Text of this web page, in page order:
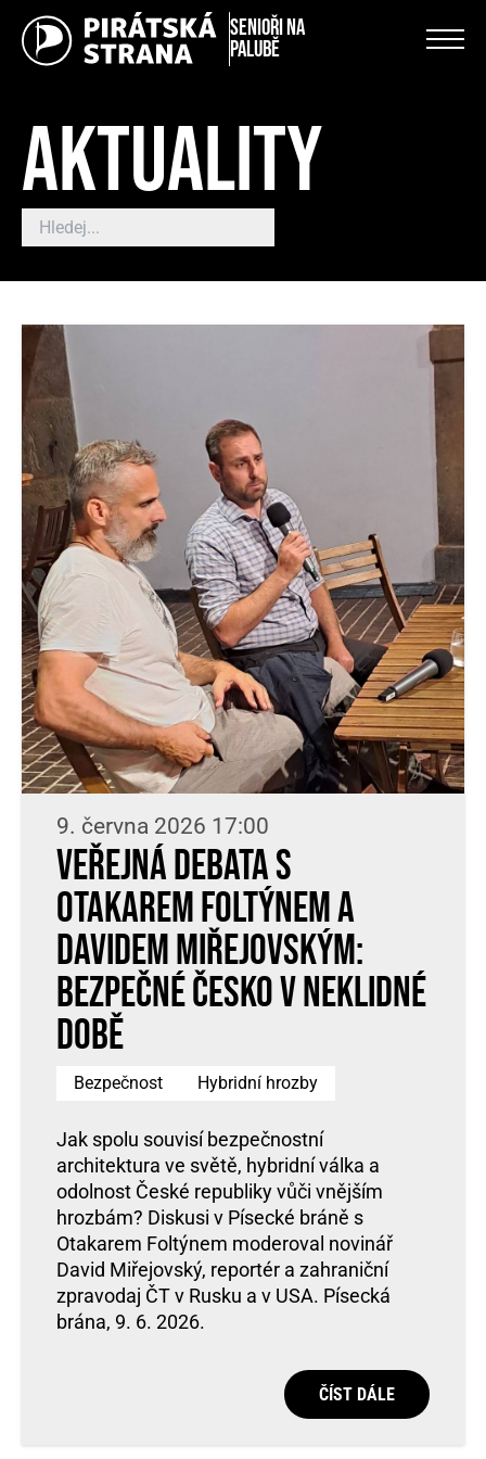
Senioři na
palubě
AKTUALITY
9. června 2026 17:00
Veřejná debata s
Otakarem Foltýnem a
Davidem Miřejovským:
Bezpečné Česko v neklidné
době
Bezpečnost Hybridní hrozby
Jak spolu souvisí bezpečnostní
architektura ve světě, hybridní válka a
odolnost České republiky vůči vnějším
hrozbám? Diskusi v Písecké bráně s
Otakarem Foltýnem moderoval novinář
David Miřejovský, reportér a zahraniční
zpravodaj ČT v Rusku a v USA. Písecká
brána, 9. 6. 2026.
ČÍST DÁLE